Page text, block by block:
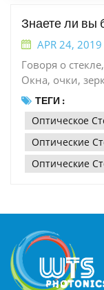
Знаете ли вы
APR 24, 2019
Говоря о
Окна, очки,
обычно видим в
большинство
оптическим
оптической и
новых
как основного
быстро
Одно из
знаете об
ТЕГИ :
Оптическое
Оптические
Оптические